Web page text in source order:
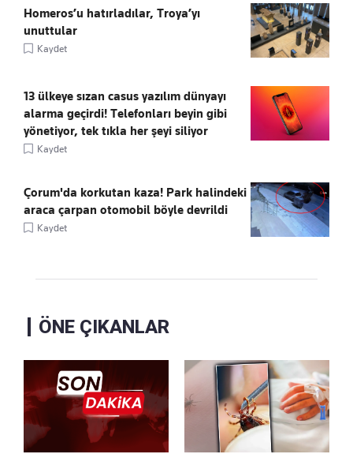
Homeros’u hatırladılar, Troya’yı
unuttular
Kaydet
13 ülkeye sızan casus yazılım dünyayı
alarma geçirdi! Telefonları beyin gibi
yönetiyor, tek tıkla her şeyi siliyor
Kaydet
Çorum'da korkutan kaza! Park halindeki
araca çarpan otomobil böyle devrildi
Kaydet
ÖNE ÇIKANLAR